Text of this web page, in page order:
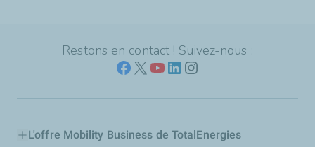
Restons en contact ! Suivez-nous :
L'offre Mobility Business de TotalEnergies